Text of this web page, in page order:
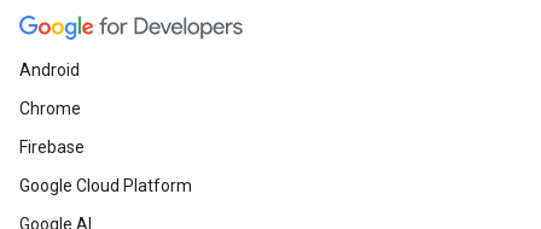
Android
Chrome
Firebase
Google Cloud Platform
Google AI